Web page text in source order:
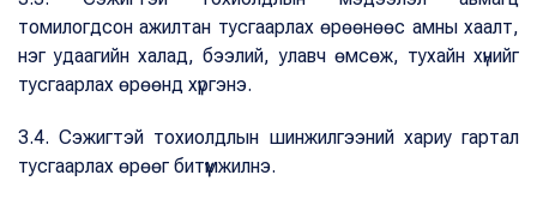
томилогдсон ажилтан тусгаарлах өрөөнөөс амны хаалт,
нэг удаагийн халад, бээлий, улавч өмсөж, тухайн хүнийг
тусгаарлах өрөөнд хүргэнэ.
3.4. Сэжигтэй тохиолдлын шинжилгээний хариу гартал
тусгаарлах өрөөг битүүмжилнэ.